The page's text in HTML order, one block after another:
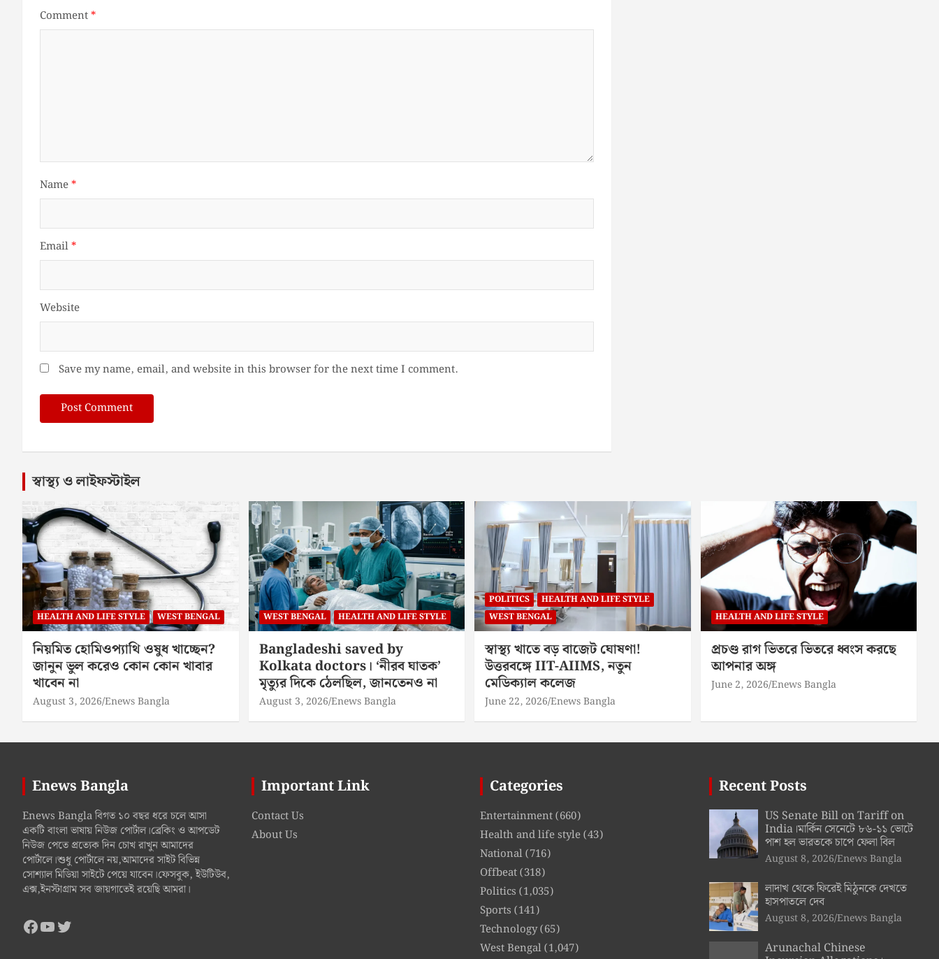
Comment*
Name*
Email*
Website
Save my name, email, and website in this browser for the next time I comment.
স্বাস্থ্য ও লাইফস্টাইল
HEALTH AND LIFE STYLE WEST BENGAL
নিয়মিত হোমিওপ্যাথি ওষুধ খাচ্ছেন?
জানুন ভুল করেও কোন কোন খাবার
খাবেন না
August 3, 2026 Enews Bangla
WEST BENGAL HEALTH AND LIFE STYLE
Bangladeshi saved by
Kolkata doctors। ‘নীরব ঘাতক’
মৃত্যুর দিকে ঠেলছিল, জানতেনও না
August 3, 2026 Enews Bangla
POLITICS
HEALTH AND LIFE STYLE
WEST BENGAL
স্বাস্থ্য খাতে বড় বাজেট ঘোষণা!
উত্তরবঙ্গে IIT-AIIMS, নতুন
মেডিক্যাল কলেজ
June 22, 2026 Enews Bangla
HEALTH AND LIFE STYLE
প্রচণ্ড রাগ ভিতরে ভিতরে ধ্বংস করছে
আপনার অঙ্গ
June 2, 2026 Enews Bangla
Enews Bangla
Enews Bangla বিগত ১০ বছর ধরে চলে আসা
একটি বাংলা ভাষায় নিউজ পোর্টাল।ব্রেকিং ও আপডেট
নিউজ পেতে প্রত্যেক দিন চোখ রাখুন আমাদের
পোর্টালে।শুধু পোর্টালে নয়,আমাদের সাইট বিভিন্ন
সোশ্যাল মিডিয়া সাইটে পেয়ে যাবেন।ফেসবুক, ইউটিউব,
এক্স,ইনস্টাগ্রাম সব জায়গাতেই রয়েছি আমরা।
Facebook
YouTube
Twitter
Important Link
Contact Us
About Us
Categories
Entertainment(660)
Health and life style(43)
National(716)
Offbeat(318)
Politics (1,035)
Sports (141)
Technology(65)
West Bengal(1,047)
Recent Posts
US Senate Bill on Tariff on
India।মার্কিন সেনেটে ৮৬-১১ ভোটে
পাশ হল ভারতকে চাপে ফেলা বিল
August 8, 2026 Enews Bangla
লাদাখ থেকে ফিরেই মিঠুনকে দেখতে
হাসপাতলে দেব
August 8, 2026 Enews Bangla
Arunachal Chinese